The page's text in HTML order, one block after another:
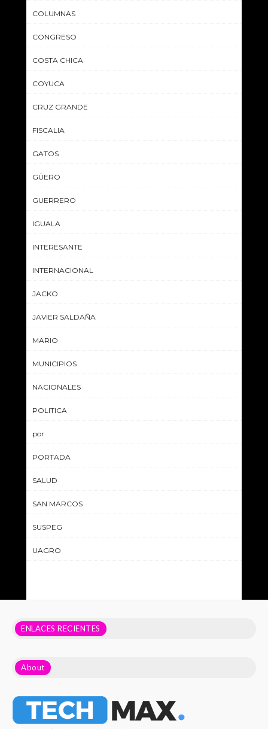
COLUMNAS
CONGRESO
COSTA CHICA
COYUCA
CRUZ GRANDE
FISCALIA
GATOS
GÜERO
GUERRERO
IGUALA
INTERESANTE
INTERNACIONAL
JACKO
JAVIER SALDAÑA
MARIO
MUNICIPIOS
NACIONALES
POLITICA
por
PORTADA
SALUD
SAN MARCOS
SUSPEG
UAGRO
ENLACES RECIENTES
About